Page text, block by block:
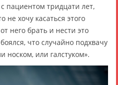
пациентом тридцати лет,
не хочу касаться этого
него брать и нести это
что случайно подхвачу
носком, или галстуком».